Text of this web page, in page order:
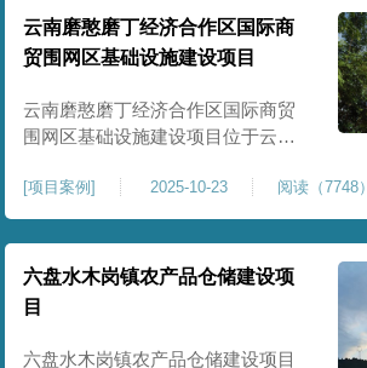
≥100kPa、压实系数≥0.94、压缩模
量≥5MPa，工程实施后将有效提升
场地整体承载力与均匀性，消除不
均匀沉降隐患，为园区高端装备产
业项目
云南磨憨磨丁经济合作区国际商
贸围网区基础设施建设项目
云南磨憨磨丁经济合作区国际商贸
围网区基础设施建设项目位于云南
商贸、口岸监管、通关查验的重要
基础设施工程。项目建设内容主要
为场地地基处理，处理总面积约 5
万平方米，采用强夯加固施工工
艺，通过全场地强夯提升地基承载
力、消除不均匀沉降，满足围网区
后续建（构）筑物及重型作业场地
[项目案例] 2025-10-23 阅读（7748）
六盘水木岗镇农产品仓储建设项
目
六盘水木岗镇农产品仓储建设项目